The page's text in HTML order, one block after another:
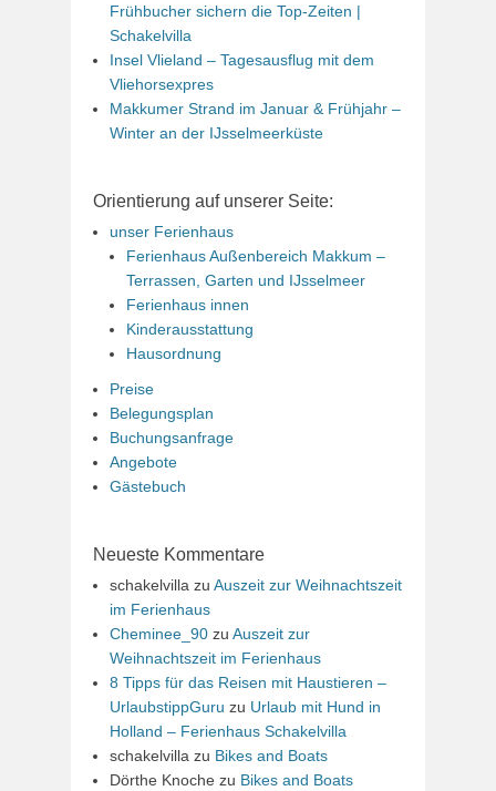
Frühbucher sichern die Top-Zeiten |
Schakelvilla
Insel Vlieland – Tagesausflug mit dem
Vliehorsexpres
Makkumer Strand im Januar & Frühjahr –
Winter an der IJsselmeerküste
Orientierung auf unserer Seite:
unser Ferienhaus
Ferienhaus Außenbereich Makkum –
Terrassen, Garten und IJsselmeer
Ferienhaus innen
Kinderausstattung
Hausordnung
Preise
Belegungsplan
Buchungsanfrage
Angebote
Gästebuch
Neueste Kommentare
schakelvilla zu Auszeit zur Weihnachtszeit
im Ferienhaus
Cheminee_90 zu Auszeit zur
Weihnachtszeit im Ferienhaus
8 Tipps für das Reisen mit Haustieren –
UrlaubstippGuru zu Urlaub mit Hund in
Holland – Ferienhaus Schakelvilla
schakelvilla zu Bikes and Boats
Dörthe Knoche zu Bikes and Boats